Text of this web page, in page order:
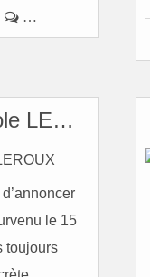
 …
Avis de décès de Nicole LEROUX
le 15
toujours